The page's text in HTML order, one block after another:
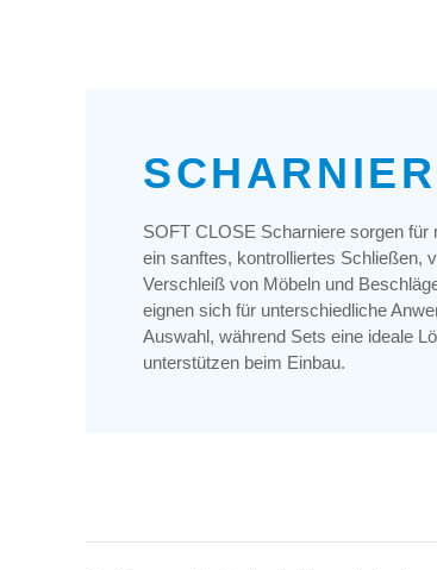
SOFT CLOSE Scharniere sorgen
ein sanftes, kontrolliertes Schließen,
Verschleiß von Möbeln und
eignen sich für unterschiedliche
Auswahl, während Sets eine ideale
unterstützen beim Einbau.